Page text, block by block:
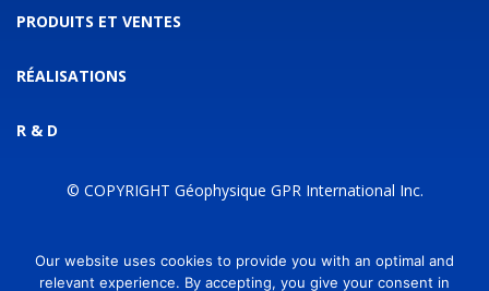
PRODUITS ET VENTES
RÉALISATIONS
R & D
© COPYRIGHT Géophysique GPR International Inc.
AEROPORTE
MARIN
Our website uses cookies to provide you with an optimal and
relevant experience. By accepting, you give your consent in